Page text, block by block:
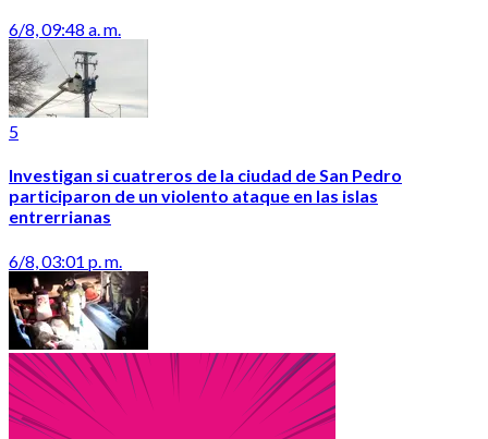
6/8, 09:48 a. m.
5
Investigan si cuatreros de la ciudad de San Pedro
participaron de un violento ataque en las islas
entrerrianas
6/8, 03:01 p. m.